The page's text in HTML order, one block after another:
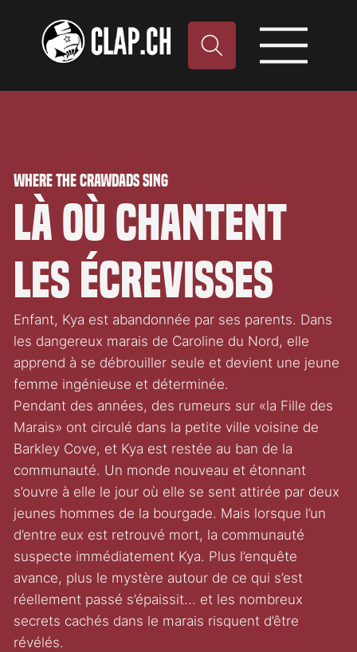
Where the Crawdads Sing
Là où chantent
les écrevisses
Enfant, Kya est abandonnée par ses parents. Dans
les dangereux marais de Caroline du Nord, elle
apprend à se débrouiller seule et devient une jeune
femme ingénieuse et déterminée.
Pendant des années, des rumeurs sur «la Fille des
Marais» ont circulé dans la petite ville voisine de
Barkley Cove, et Kya est restée au ban de la
communauté. Un monde nouveau et étonnant
s’ouvre à elle le jour où elle se sent attirée par deux
jeunes hommes de la bourgade. Mais lorsque l’un
d’entre eux est retrouvé mort, la communauté
suspecte immédiatement Kya. Plus l’enquête
avance, plus le mystère autour de ce qui s’est
réellement passé s’épaissit... et les nombreux
secrets cachés dans le marais risquent d’être
révélés.